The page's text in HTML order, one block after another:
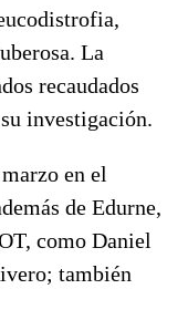
La
recaudados
investigación.
en el
de Edurne,
como Daniel
también